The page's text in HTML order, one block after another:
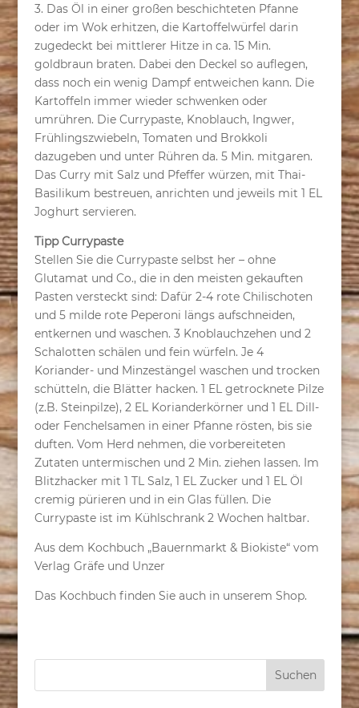
3. Das Öl in einer großen beschichteten Pfanne
oder im Wok erhitzen, die Kartoffelwürfel darin
zugedeckt bei mittlerer Hitze in ca. 15 Min.
goldbraun braten. Dabei den Deckel so auflegen,
dass noch ein wenig Dampf entweichen kann. Die
Kartoffeln immer wieder schwenken oder
umrühren. Die Currypaste, Knoblauch, Ingwer,
Frühlingszwiebeln, Tomaten und Brokkoli
dazugeben und unter Rühren da. 5 Min. mitgaren.
Das Curry mit Salz und Pfeffer würzen, mit Thai-
Basilikum bestreuen, anrichten und jeweils mit 1 EL
Joghurt servieren.
Tipp Currypaste
Stellen Sie die Currypaste selbst her – ohne
Glutamat und Co., die in den meisten gekauften
Pasten versteckt sind: Dafür 2-4 rote Chilischoten
und 5 milde rote Peperoni längs aufschneiden,
entkernen und waschen. 3 Knoblauchzehen und 2
Schalotten schälen und fein würfeln. Je 4
Koriander- und Minzestängel waschen und trocken
schütteln, die Blätter hacken. 1 EL getrocknete Pilze
(z.B. Steinpilze), 2 EL Korianderkörner und 1 EL Dill-
oder Fenchelsamen in einer Pfanne rösten, bis sie
duften. Vom Herd nehmen, die vorbereiteten
Zutaten untermischen und 2 Min. ziehen lassen. Im
Blitzhacker mit 1 TL Salz, 1 EL Zucker und 1 EL Öl
cremig pürieren und in ein Glas füllen. Die
Currypaste ist im Kühlschrank 2 Wochen haltbar.
Aus dem Kochbuch „Bauernmarkt & Biokiste“ vom
Verlag Gräfe und Unzer
Das Kochbuch finden Sie auch in unserem Shop.